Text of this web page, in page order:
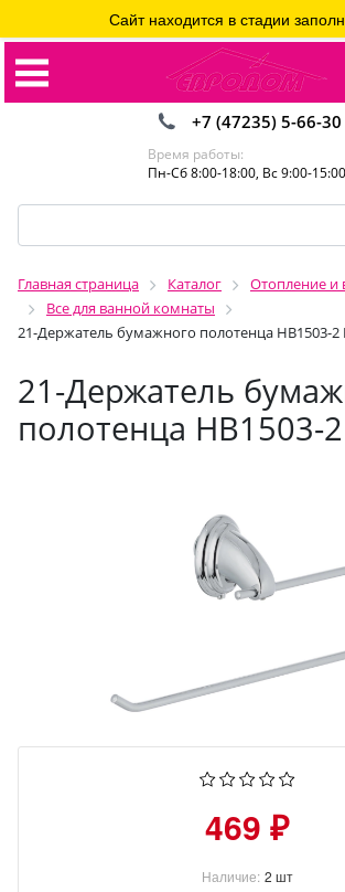
+7 (47235) 5-66-30
Время работы:
Пн-Сб 8:00-18:00, Вс 9:00-15:00
Главная страница Каталог
Отопление и
Все для ванной комнаты
21-Держатель бумажного полотенца HB1503-2
21-Держатель
полотенца HB1503-
Сайт находится в стадии
469 ₽
Наличие: 2 шт